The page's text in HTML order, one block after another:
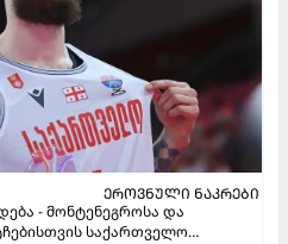
ᲔᲠᲝᲕᲜᲣᲚᲘ ᲜᲐᲙᲠᲔᲑᲘ
- მონტენეგროსა და
საქართველო